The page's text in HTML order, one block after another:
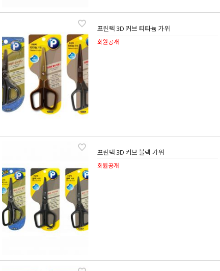
프린텍 3D 커브 티타늄 가위
회원공개
프린텍 3D 커브 블랙 가위
회원공개